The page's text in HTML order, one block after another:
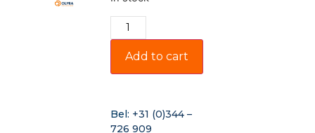
Add to cart
Bel: +31 (0)344 –
726 909